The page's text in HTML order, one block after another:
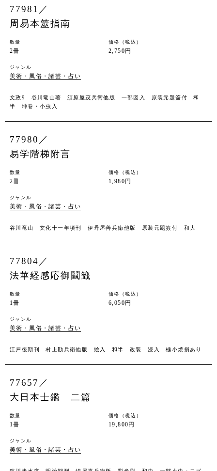
77981／
周易本筮指南
数量
2冊
価格（税込）
2,750円
ジャンル
美術・風俗・諸芸・占い
文政9 谷川竜山著 須原屋茂兵衛他版 一部図入 原装元題簽付 和
半 坤巻・小虫入
77980／
易学階梯附言
数量
2冊
価格（税込）
1,980円
ジャンル
美術・風俗・諸芸・占い
谷川竜山 文化十一年頃刊 伊丹屋善兵衛他版 原装元題簽付 和大
77804／
法華経感応御鬮籤
数量
1冊
価格（税込）
6,050円
ジャンル
美術・風俗・諸芸・占い
江戸後期刊 村上勘兵衛他版 絵入 和半 改装 浸入 極小焼損あり
77657／
大日本士鑑 二篇
数量
1冊
価格（税込）
19,800円
ジャンル
美術・風俗・諸芸・占い